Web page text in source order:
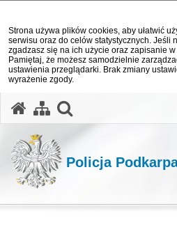
Strona używa plików cookies, aby ułatwić
serwisu oraz do celów statystycznych. Jeśli
zgadzasz się na ich użycie oraz zapisanie
Pamiętaj, że możesz samodzielnie
ustawienia przeglądarki. Brak zmiany
wyrażenie zgody.
Policja